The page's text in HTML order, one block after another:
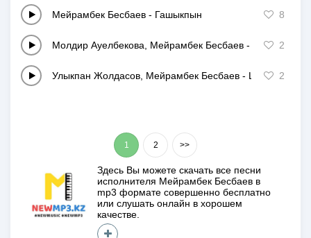
Мейрамбек Бесбаев - Гашыкпын 8
Молдир Ауелбекова, Мейрамбек Бесбаев - Озинди
2
Улыкпан Жолдасов, Мейрамбек Бесбаев - Ширкин
2
1 2 >>
Здесь Вы можете скачать все песни
исполнителя Мейрамбек Бесбаев в
mp3 формате совершенно бесплатно
или слушать онлайн в хорошем
качестве.